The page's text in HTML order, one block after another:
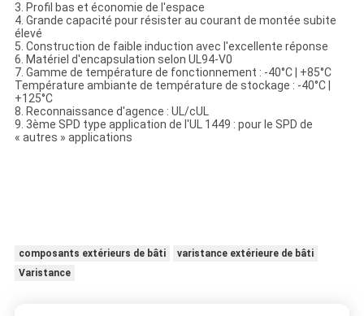
3. Profil bas et économie de l'espace
4. Grande capacité pour résister au courant de montée subite
élevé
5. Construction de faible induction avec l'excellente réponse
6. Matériel d'encapsulation selon UL94-V0
7. Gamme de température de fonctionnement : -40°C | +85°C
Température ambiante de température de stockage : -40°C |
+125°C
8. Reconnaissance d'agence : UL/cUL
9. 3ème SPD type application de l'UL 1449 : pour le SPD de
« autres » applications
composants extérieurs de bâti
varistance extérieure de bâti
Varistance